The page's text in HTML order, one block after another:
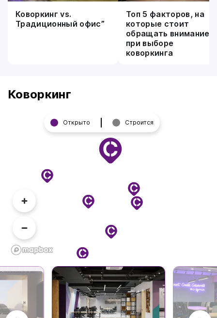
Коворкинг vs.
Традиционный офис”
Топ 5 факторов, на
которые стоит
обращать внимание
при выборе
коворкинга
Коворкинг
Открыто Строится